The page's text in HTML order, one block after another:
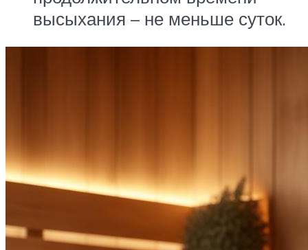
высыхания – не меньше суток.